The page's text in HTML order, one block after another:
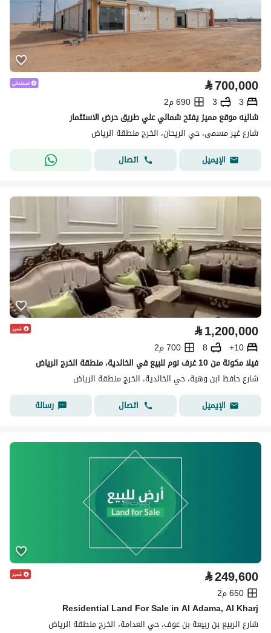
⃁700,000
3
3
690 م2
شاليه موقع مميز يفتح شمالي علي طريق حرض الاستثمار
شارع غير مسمى، حي الريحان، الخرج منطقة الرياض
الإيميل
اتصال
⃁1,200,000
10+
8
700 م2
فيلا مكونة من 10 غرف نوم للبيع في الخالدية، منطقة الخرج الرياض
شارع حافظ ابن وهبة، حي الخالدية، الخرج منطقة الرياض
الإيميل
اتصال رسالة
⃁249,600
650 م2
Residential Land For Sale in Al Adama, Al Kharj
شارع الربيع بن ربيعة بن عوف، حي العدامة، الخرج منطقة الرياض